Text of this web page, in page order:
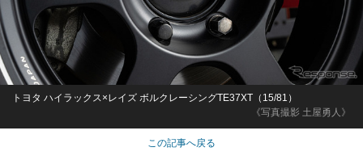
《写真撮影 土屋勇人》
トヨタ ハイラックス×レイズ ボルクレーシングTE37XT（15/81）
この記事へ戻る